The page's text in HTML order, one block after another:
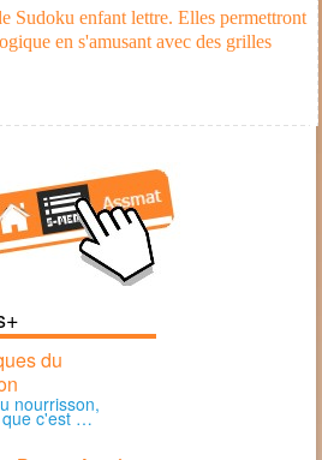
Sudoku enfant lettre. Elles permettront
en s'amusant avec des grilles